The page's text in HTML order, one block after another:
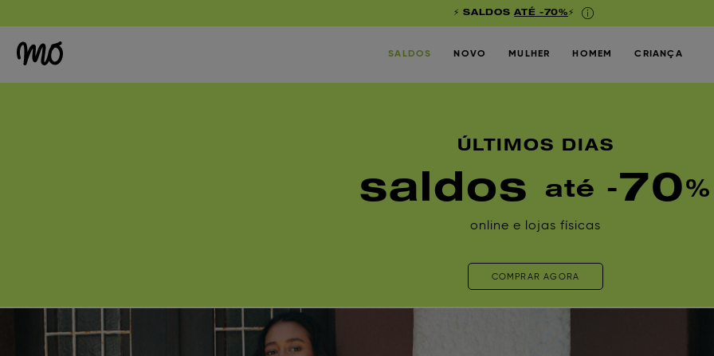
⚡ SALDOSATÉ -70%⚡
SALDOS NOVO MULHER HOMEM CRIANÇA
ÚLTIMOS DIAS
saldos até -70%
online e lojas físicas
COMPRAR AGORA